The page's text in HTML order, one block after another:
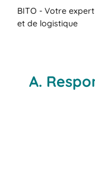
BITO - Votre
et de logistique
A.